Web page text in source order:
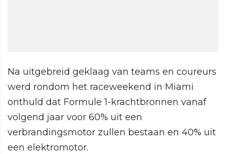
Na uitgebreid geklaag van teams en coureurs
werd rondom het raceweekend in Miami
onthuld dat Formule 1-krachtbronnen vanaf
volgend jaar voor 60% uit een
verbrandingsmotor zullen bestaan en 40% uit
een elektromotor.